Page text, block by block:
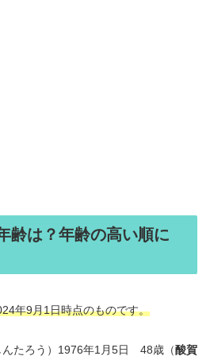
齢は？年齢の高い順に
年9月1日時点のものです。
んたろう）1976年1月5日 48歳（酸賀